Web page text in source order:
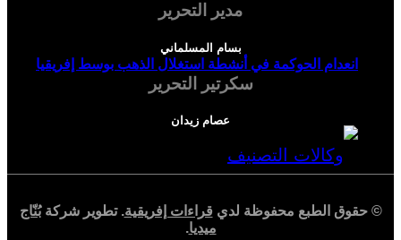
انعدام الحوكمة في أنشطة استغلال الذهب بوسط إفريقيا
مدير التحرير
بسام المسلماني
سكرتير التحرير
عصام زيدان
© حقوق الطبع محفوظة لدي قراءات إفريقية. تطوير شركةبُنّاج
ميديا.